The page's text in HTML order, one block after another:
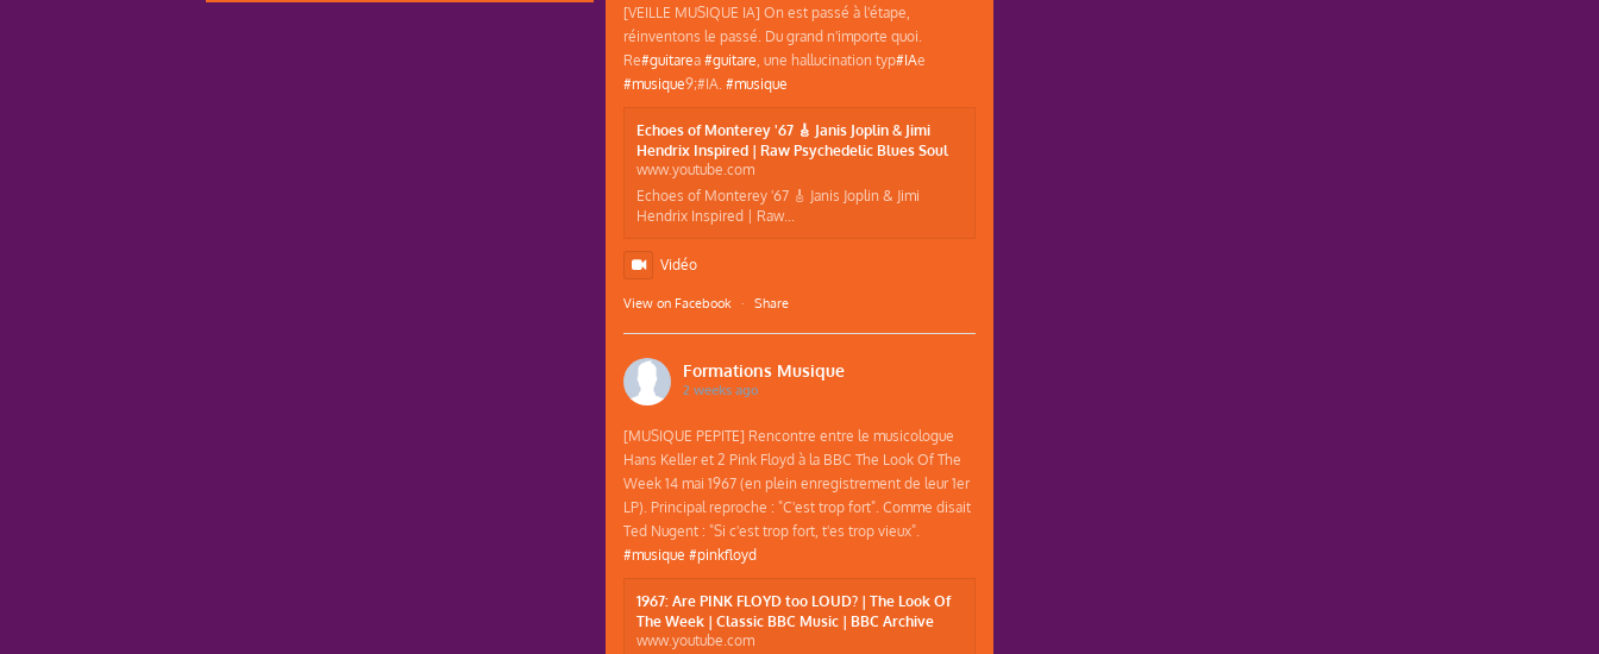
[VEILLE MUSIQUE IA] On est passé à l'étape,
réinventons le passé. Du grand n'importe quoi.
Re#guitarea#guitare , une hallucination typ#IAe
#musique9;#IA. #musique
Echoes of Monterey '67 🎸 Janis Joplin & Jimi
Hendrix Inspired | Raw Psychedelic Blues Soul
www.youtube.com
Echoes of Monterey '67 🎸 Janis Joplin & Jimi
Hendrix Inspired | Raw...
Vidéo
View on Facebook · Share
Formations Musique
2 weeks ago
[MUSIQUE PEPITE] Rencontre entre le musicologue
Hans Keller et 2 Pink Floyd à la BBC The Look Of The
Week 14 mai 1967 (en plein enregistrement de leur 1er
LP). Principal reproche : "C'est trop fort". Comme disait
Ted Nugent : "Si c'est trop fort, t'es trop vieux".
#musique #pinkfloyd
1967: Are PINK FLOYD too LOUD? | The Look Of
The Week | Classic BBC Music | BBC Archive
www.youtube.com